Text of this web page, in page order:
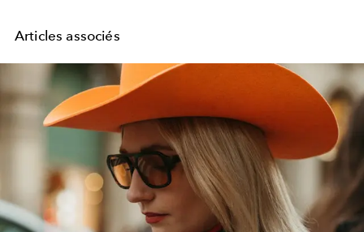
Articles associés